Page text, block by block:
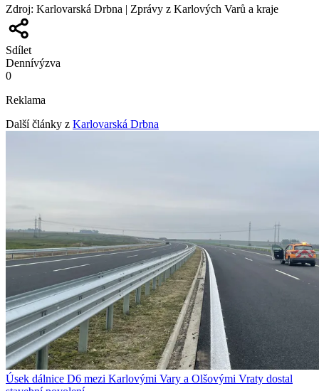
Zdroj: Karlovarská Drbna | Zprávy z Karlových Varů a kraje
Sdílet
Dennívýzva
0
Reklama
Další články z Karlovarská Drbna
Úsek dálnice D6 mezi Karlovými Vary a Olšovými Vraty dostal